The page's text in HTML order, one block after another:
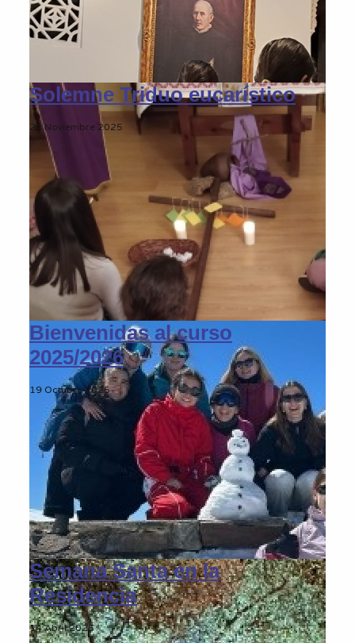
Solemne Triduo eucarístico
24 Noviembre 2025
Bienvenidas al curso
2025/2026
19 Octubre 2025
Semana Santa en la
Residencia
14 Abril 2025